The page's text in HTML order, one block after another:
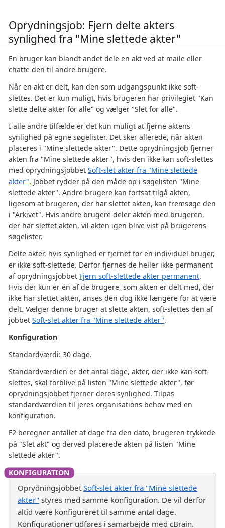
Oprydningsjob: Fjern delte akters
synlighed fra "Mine slettede akter"
En bruger kan blandt andet dele en akt ved at maile eller
chatte den til andre brugere.
Når en akt er delt, kan den som udgangspunkt ikke soft-
slettes. Det er kun muligt, hvis brugeren har privilegiet "Kan
slette delte akter for alle" og vælger "Slet for alle".
I alle andre tilfælde er det kun muligt at fjerne aktens
synlighed på egne søgelister. Det sker allerede, når akten
placeres i "Mine slettede akter". Dette oprydningsjob fjerner
akten fra "Mine slettede akter", hvis den ikke kan soft-slettes
med oprydningsjobbet Soft-slet akter fra "Mine slettede
akter". Jobbet rydder på den måde op i søgelisten "Mine
slettede akter". Andre brugere kan fortsat tilgå akten,
ligesom at brugeren, der har slettet akten, kan fremsøge den
i "Arkivet". Hvis andre brugere deler akten med brugeren,
der har slettet akten, vil akten igen blive vist på brugerens
søgelister.
Delte akter, hvis synlighed er fjernet for en individuel bruger,
er ikke soft-slettede. Derfor fjernes de heller ikke permanent
af oprydningsjobbet Fjern soft-slettede akter permanent.
Hvis der kun er én af de brugere, som akten er delt med, der
ikke har slettet akten, anses den dog ikke længere for at være
delt. Vælger denne bruger at slette akten, soft-slettes den af
jobbet Soft-slet akter fra "Mine slettede akter".
Konfiguration
Standardværdi: 30 dage.
Standardværdien er det antal dage, akter, der ikke kan soft-
slettes, skal forblive på listen "Mine slettede akter", før
oprydningsjobbet fjerner deres synlighed. Tilpas
standardværdien til jeres organisations behov med en
konfiguration.
F2 beregner antallet af dage fra den dato, brugeren trykkede
på "Slet akt" og derved placerede akten på listen "Mine
slettede akter".
Oprydningsjobbet Soft-slet akter fra "Mine slettede
akter" styres med samme konfiguration. De vil derfor
altid være konfigureret til samme antal dage.
Konfigurationer udføres i samarbejde med cBrain.